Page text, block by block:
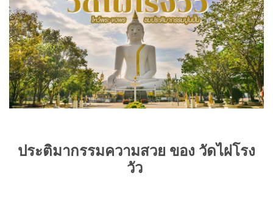
ประติมากรรมความสวย ของ วัดไผ่โรง
วัว